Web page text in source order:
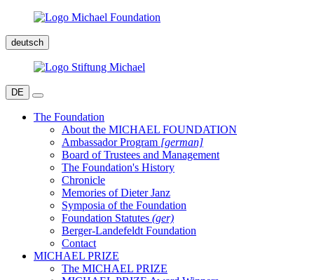
deutsch
DE
The Foundation
About the MICHAEL FOUNDATION
Ambassador Program [german]
Board of Trustees and Management
The Foundation's History
Chronicle
Memories of Dieter Janz
Symposia of the Foundation
Foundation Statutes (ger)
Berger-Landefeldt Foundation
Contact
MICHAEL PRIZE
The MICHAEL PRIZE